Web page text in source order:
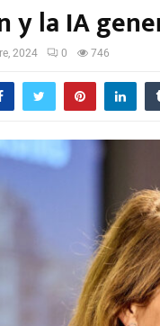
y la IA
2024 0 746